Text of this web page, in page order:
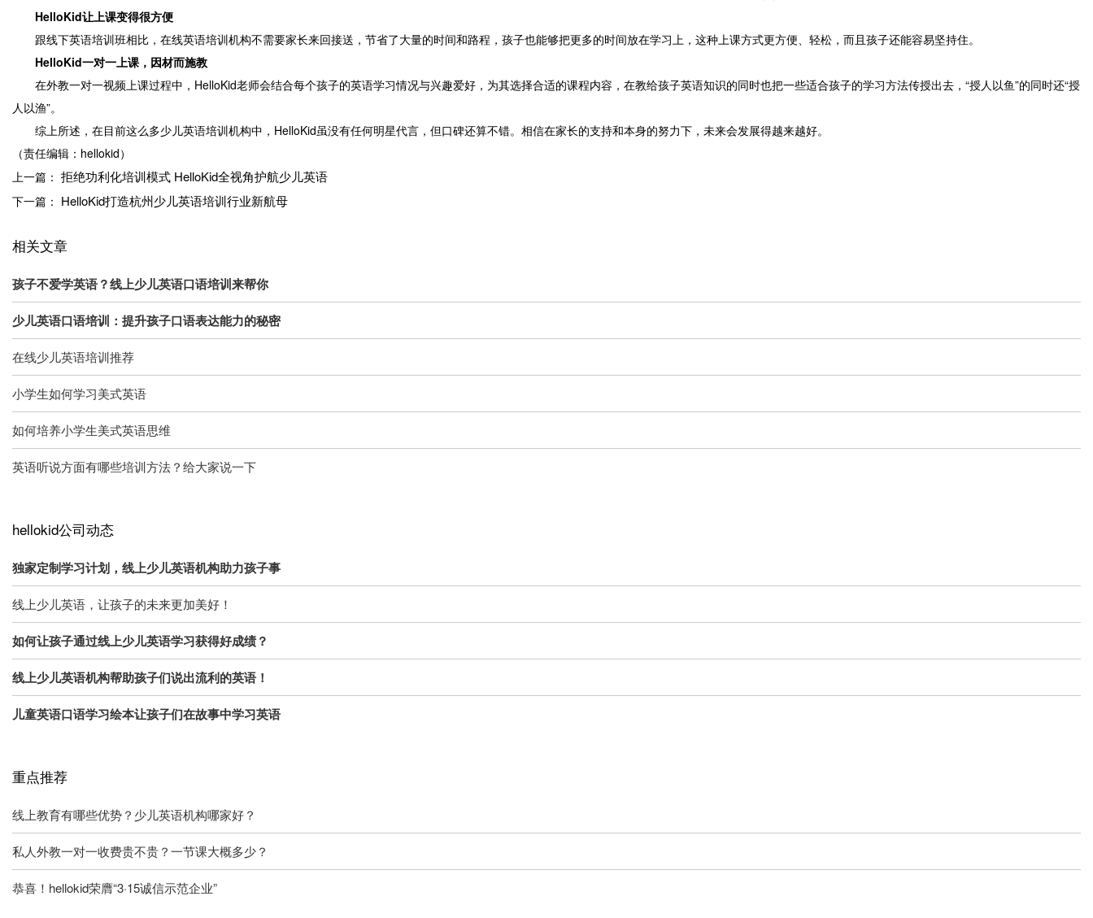
HelloKid让上课变得很方便
跟线下英语培训班相比，在线英语培训机构不需要家长来回接送，节省了大量的时间和路程，孩子也能够把更多的时间放在学习上，这种上课方式更方便、轻松，而且孩子还能容易坚持住。
HelloKid一对一上课，因材而施教
在外教一对一视频上课过程中，HelloKid老师会结合每个孩子的英语学习情况与兴趣爱好，为其选择合适的课程内容，在教给孩子英语知识的同时也把一些适合孩子的学习方法传授出去，“授人以鱼”的同时还“授
人以渔”。
综上所述，在目前这么多少儿英语培训机构中，HelloKid虽没有任何明星代言，但口碑还算不错。相信在家长的支持和本身的努力下，未来会发展得越来越好。
（责任编辑：hellokid）
上一篇： 拒绝功利化培训模式 HelloKid全视角护航少儿英语
下一篇： HelloKid打造杭州少儿英语培训行业新航母
相关文章
孩子不爱学英语？线上少儿英语口语培训来帮你
少儿英语口语培训：提升孩子口语表达能力的秘密
在线少儿英语培训推荐
小学生如何学习美式英语
如何培养小学生美式英语思维
英语听说方面有哪些培训方法？给大家说一下
hellokid公司动态
独家定制学习计划，线上少儿英语机构助力孩子事
线上少儿英语，让孩子的未来更加美好！
如何让孩子通过线上少儿英语学习获得好成绩？
线上少儿英语机构帮助孩子们说出流利的英语！
儿童英语口语学习绘本让孩子们在故事中学习英语
重点推荐
线上教育有哪些优势？少儿英语机构哪家好？
私人外教一对一收费贵不贵？一节课大概多少？
恭喜！hellokid荣膺“3·15诚信示范企业”